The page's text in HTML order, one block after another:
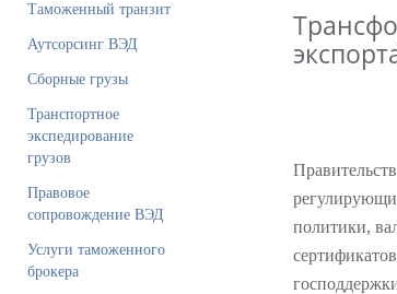
Таможенный транзит
Аутсорсинг ВЭД
Сборные грузы
Транспортное
экспедирование
грузов
Правовое
сопровождение ВЭД
Услуги таможенного
брокера
политики,